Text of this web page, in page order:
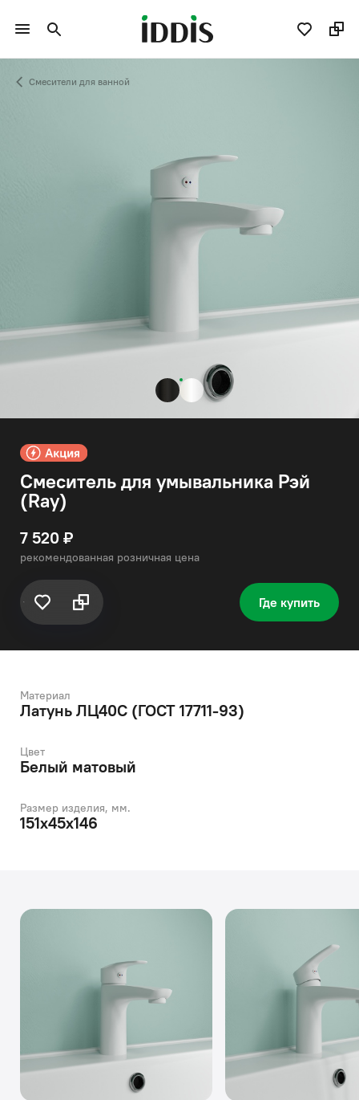
Смесители для ванной
Смеситель для умывальника Рэй
(Ray)
7 520 ₽
рекомендованная розничная цена
Где купить
Материал
Латунь ЛЦ40C (ГОСТ 17711-93)
Цвет
Белый матовый
Размер изделия, мм.
151x45x146